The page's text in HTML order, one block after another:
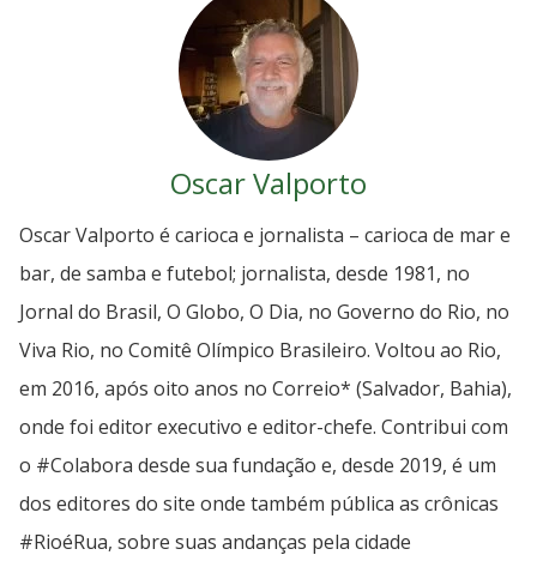
Oscar Valporto
Oscar Valporto é carioca e jornalista – carioca de mar e
bar, de samba e futebol; jornalista, desde 1981, no
Jornal do Brasil, O Globo, O Dia, no Governo do Rio, no
Viva Rio, no Comitê Olímpico Brasileiro. Voltou ao Rio,
em 2016, após oito anos no Correio* (Salvador, Bahia),
onde foi editor executivo e editor-chefe. Contribui com
o #Colabora desde sua fundação e, desde 2019, é um
dos editores do site onde também pública as crônicas
#RioéRua, sobre suas andanças pela cidade